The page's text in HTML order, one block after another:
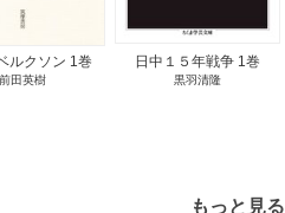
ルクソン 1巻
前田英樹
日中１５年戦争 1巻
黒羽清隆
もっと見る